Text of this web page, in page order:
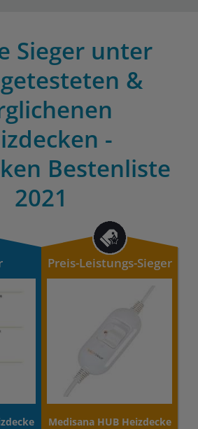
Sieger unter
&
-
Bestenliste
2021
Preis-Leistungs-Sieger
Medisana HUB Heizdecke